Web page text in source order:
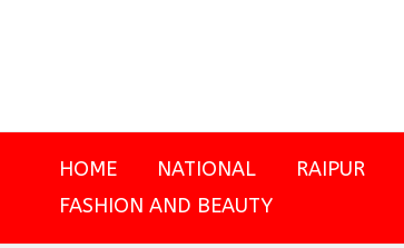
HOME NATIONAL RAIPUR
FASHION AND BEAUTY